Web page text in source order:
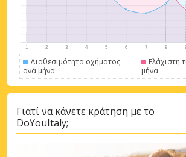
προσφορές συνεργατών
Σύνδεση με eLink
Διαθεσιμότητα οχήματος
ανά μήνα
Ελάχιστη
μήνα
Γιατί να κάνετε κράτηση με το
DoYouItaly;